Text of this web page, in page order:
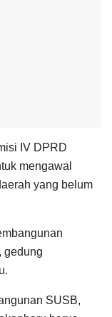
IV DPRD
mengawal
yang belum
gedung
SUSB,